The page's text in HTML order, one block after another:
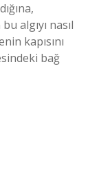
algıyı nasıl
kapısını
bağ